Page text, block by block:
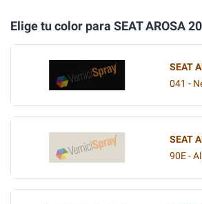
Elige tu color para SEAT AROSA
SEAT
041 -
SEAT
90E -